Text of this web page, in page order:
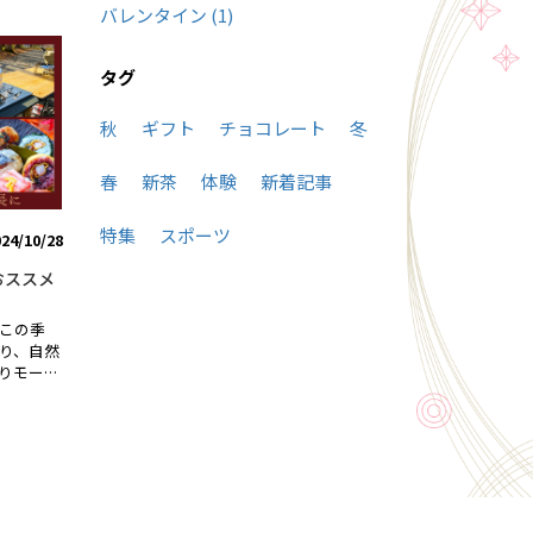
ありま
の味覚
と奈
魚やあ
寿司に
ニャ
和菓子
「はん
作りま
和三
はんニ
でな
お楽し
べい
ール 6
謝野町
ペール
キリ
ンスが
10/28
スメ
の季
、自然
モール
バレンタイン (1)
タグ
秋 ギフト チョコレート 冬
春 新茶 体験 新着記事
特集 スポーツ